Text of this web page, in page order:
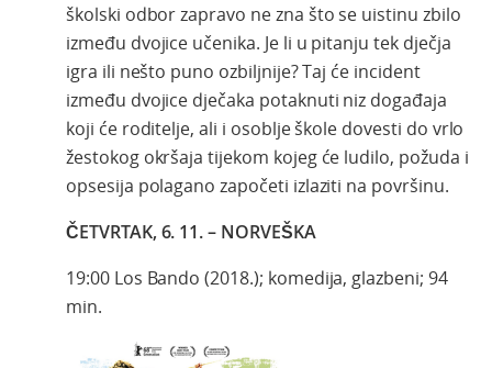
školski odbor zapravo ne zna što se uistinu zbilo
između dvojice učenika. Je li u pitanju tek dječja
igra ili nešto puno ozbiljnije? Taj će incident
između dvojice dječaka potaknuti niz događaja
koji će roditelje, ali i osoblje škole dovesti do vrlo
žestokog okršaja tijekom kojeg će ludilo, požuda i
opsesija polagano započeti izlaziti na površinu.
ČETVRTAK, 6. 11. – NORVEŠKA
19:00 Los Bando (2018.); komedija, glazbeni; 94
min.